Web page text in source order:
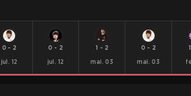
0- 2
jul. 12
0 - 2
jul. 12
1 - 2
mai. 03
0 - 2
mai. 03
1